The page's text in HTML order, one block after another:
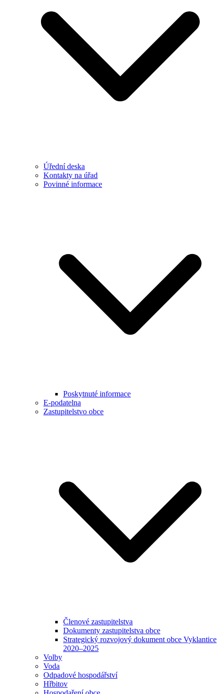
Úřední deska
Kontakty na úřad
Povinné informace
Poskytnuté informace
E-podatelna
Zastupitelstvo obce
Členové zastupitelstva
Dokumenty zastupitelstva obce
Strategický rozvojový dokument obce Vyklantice
2020–2025
Volby
Voda
Odpadové hospodářství
Hřbitov